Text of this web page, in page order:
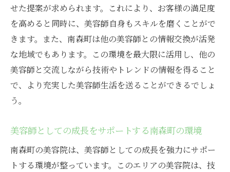
かす場所
北区で自分に合った美容院求人の見つけ方
情熱を活かした美容院選びのポイント
北区での充実した美容師キャリアの構築
将来を見据えた北区の美容院求職情報
個性を活かす美容院選び大阪市北区で理想の職
場を見つける
北区で個性を活かす美容院の見つけ方
せた提案が求められます。これにより、お客様の満足度
を高めると同時に、美容師自身もスキルを磨くことがで
きます。また、南森町は他の美容師との情報交換が活発
な地域でもあります。この環境を最大限に活用し、他の
美容師と交流しながら技術やトレンドの情報を得ること
で、より充実した美容師生活を送ることができるでしょ
う。
美容師としての成長をサポートする南森町の環境
南森町の美容院は、美容師としての成長を強力にサポー
トする環境が整っています。このエリアの美容院は、技